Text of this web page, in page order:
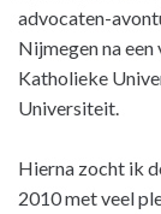
advocaten-
Nijmegen na
Katholieke
Universiteit.
Hierna zocht ik
2010 met veel